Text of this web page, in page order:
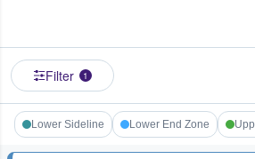
Filter 1
Lower Sideline Lower End Zone